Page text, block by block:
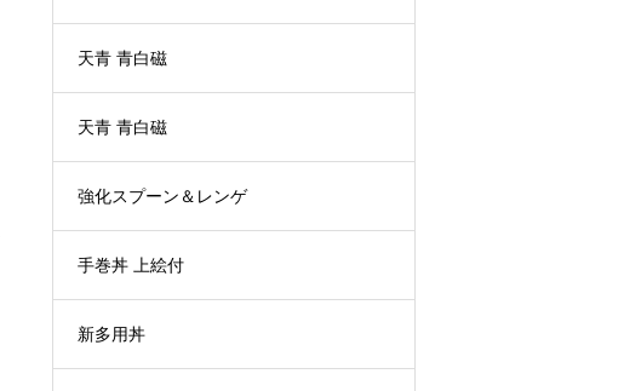
天青 青白磁
天青 青白磁
強化スプーン＆レンゲ
手巻丼 上絵付
新多用丼